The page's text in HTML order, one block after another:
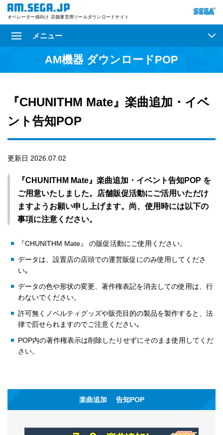
オペレーター様向け 店舗運営用ツールダウンロードサイト
メニュー
AM機器 ダウンロードPOP
『CHUNITHM Mate』楽曲追加・イベ
ント告知POP
更新日 2026.07.02
『CHUNITHM Mate』楽曲追加・イベント告知POP を
ご用意いたしました。店舗販促活動にご活用いただけ
ますようお願い申し上げます。尚、使用時には以下の
事項に注意ください。
『CHUNITHM Mate』 の販促活動にご使用ください。
データは、設置店の店頭での運営販促にのみ使用してくださ
い｡
データの色や形状の変更、著作権表記を消去しての使用は、行
わないでください。
許可無くノベルティグッズや販売目的の製品を製作すると、法
律で罰せられますのでご注意ください｡
POP内の著作権表示は削除したりせずにそのまま使用してくだ
さい。
楽曲追加 告知POP